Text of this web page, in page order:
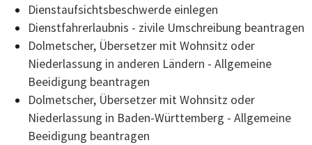
Dienstaufsichtsbeschwerde einlegen
Dienstfahrerlaubnis - zivile Umschreibung beantragen
Dolmetscher, Übersetzer mit Wohnsitz oder
Niederlassung in anderen Ländern - Allgemeine
Beeidigung beantragen
Dolmetscher, Übersetzer mit Wohnsitz oder
Niederlassung in Baden-Württemberg - Allgemeine
Beeidigung beantragen